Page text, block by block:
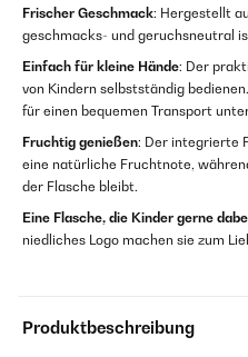
Frischer Geschmack: Hergestellt
geschmacks- und geruchsneutral
Einfach für kleine Hände: Der
von Kindern selbstständig
für einen bequemen Transport
Fruchtig genießen: Der integrierte
eine natürliche Fruchtnote,
der Flasche bleibt.
Eine Flasche, die Kinder gerne
niedliches Logo machen sie zum
Produktbeschreibung